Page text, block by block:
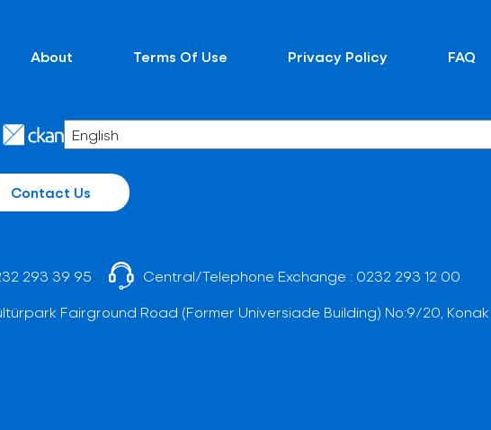
About Terms Of Use Privacy Policy FAQ
Contact Us
293 39 95 Central/Telephone Exchange : 0232 293 12 00
Fairground Road (Former Universiade Building) No:9/20, Konak